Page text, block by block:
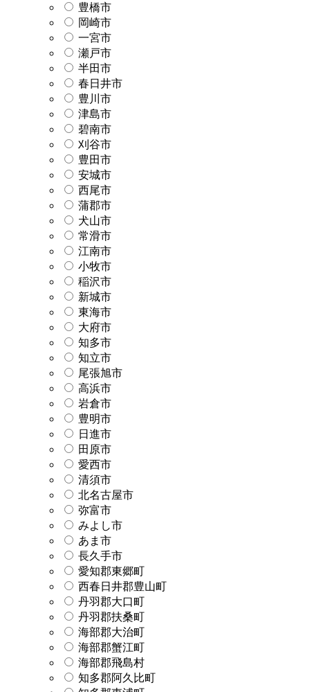
豊橋市
岡崎市
一宮市
瀬戸市
半田市
春日井市
豊川市
津島市
碧南市
刈谷市
豊田市
安城市
西尾市
蒲郡市
犬山市
常滑市
江南市
小牧市
稲沢市
新城市
東海市
大府市
知多市
知立市
尾張旭市
高浜市
岩倉市
豊明市
日進市
田原市
愛西市
清須市
北名古屋市
弥富市
みよし市
あま市
長久手市
愛知郡東郷町
西春日井郡豊山町
丹羽郡大口町
丹羽郡扶桑町
海部郡大治町
海部郡蟹江町
海部郡飛島村
知多郡阿久比町